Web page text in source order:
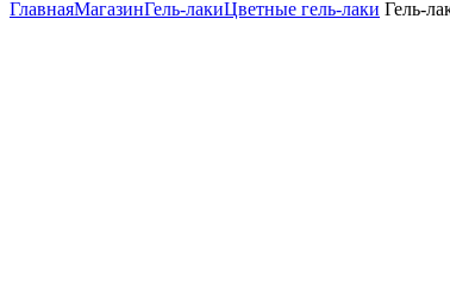
ГлавнаяМагазинГель-лакиЦветные гель-лаки Гель-